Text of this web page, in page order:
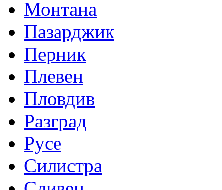
Монтана
Пазарджик
Перник
Плевен
Пловдив
Разград
Русе
Силистра